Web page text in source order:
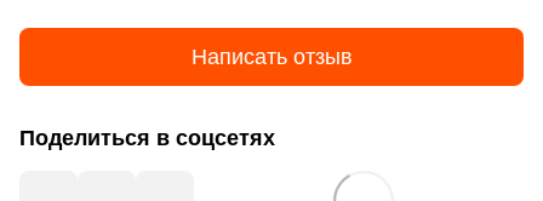
Написать отзыв
Поделиться в соцсетях